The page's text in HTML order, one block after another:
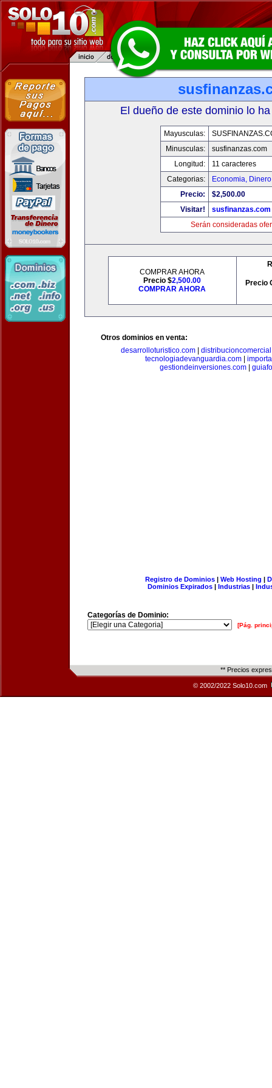
El dueño de este dominio lo
Mayusculas:
Minusculas:
susfinanzas.com
Longitud:
11 caracteres
Categorias:
Economia,
Precio:
$2,500.00
Visitar!
susfinanzas.com
Serán consideradas
COMPRAR AHORA
Precio $2,500.00
COMPRAR AHORA
Precio
Otros dominios en venta:
desarrolloturistico.com
tecnologiadevanguardia.com|
gestiondeinversiones.com
Registro de Dominios| Web Hosting |
Dominios Expirados | Industrias |
Categorías de Dominio:
[Pág.
** Precios
© 2002/2022 Solo10.com